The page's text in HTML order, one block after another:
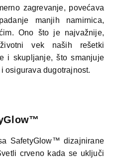
zagrevanje, povećava
manjih namirnica,
Ono što je najvažnije,
vek naših rešetki
i skupljanje, što smanjuje
osigurava dugotrajnost.
SafetyGlow™ dizajnirane
crveno kada se uključi